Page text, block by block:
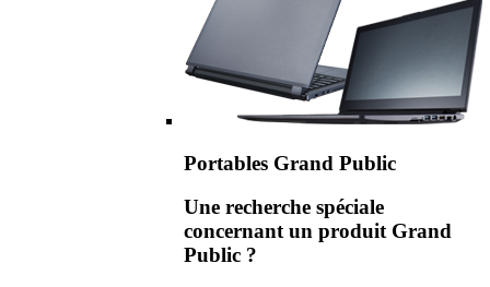
Portables Grand Public
Une recherche spéciale
concernant un produit Grand
Public ?